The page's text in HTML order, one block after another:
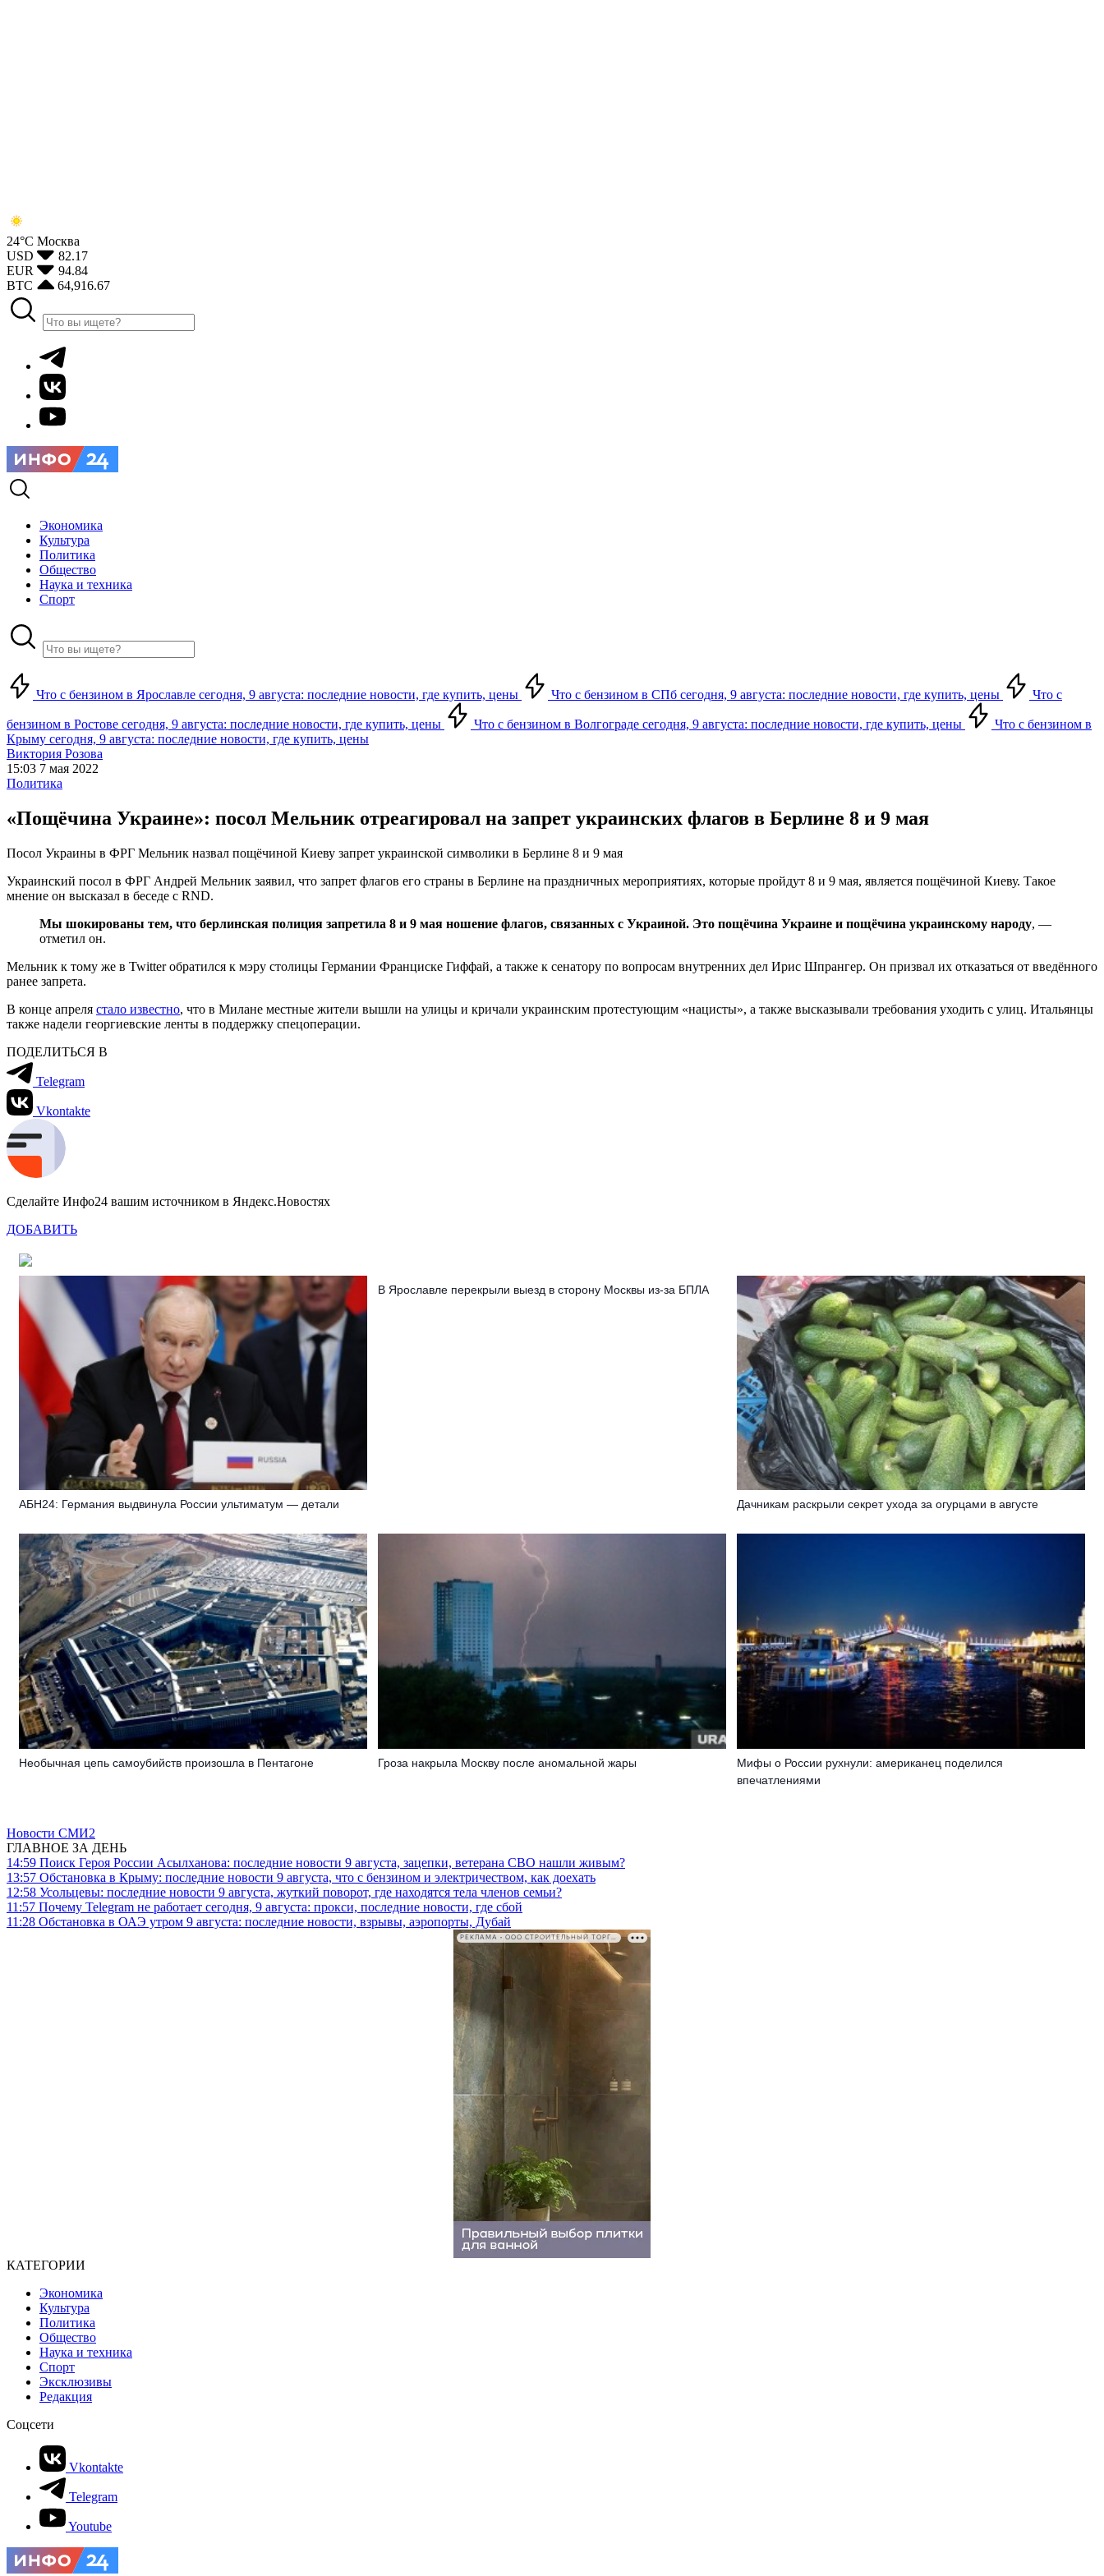
24°С Москва
USD
82.17
EUR
94.84
BTC
64,916.67
Экономика
Культура
Политика
Общество
Наука и техника
Спорт
Что с бензином в Ярославле сегодня, 9 августа: последние новости, где купить, цены Что с бензином в СПб сегодня, 9 августа: последние новости, где купить, цены Что с
бензином в Ростове сегодня, 9 августа: последние новости, где купить, цены Что с бензином в Волгограде сегодня, 9 августа: последние новости, где купить, цены
Что с бензином в
Крыму сегодня, 9 августа: последние новости, где купить, цены
Виктория Розова
15:03 7 мая 2022
Политика
«Пощёчина Украине»: посол Мельник отреагировал на запрет украинских флагов в Берлине 8 и 9 мая
Посол Украины в ФРГ Мельник назвал пощёчиной Киеву запрет украинской символики в Берлине 8 и 9 мая
Украинский посол в ФРГ Андрей Мельник заявил, что запрет флагов его страны в Берлине на праздничных мероприятиях, которые пройдут 8 и 9 мая, является пощёчиной Киеву. Такое
мнение он высказал в беседе с RND.
Мы шокированы тем, что берлинская полиция запретила 8 и 9 мая ношение флагов, связанных с Украиной. Это пощёчина Украине и пощёчина украинскому народу, —
отметил он.
Мельник к тому же в Twitter обратился к мэру столицы Германии Франциске Гиффай, а также к сенатору по вопросам внутренних дел Ирис Шпрангер. Он призвал их отказаться от введённого
ранее запрета.
В конце апреля стало известно, что в Милане местные жители вышли на улицы и кричали украинским протестующим «нацисты», а также высказывали требования уходить с улиц. Итальянцы
также надели георгиевские ленты в поддержку спецоперации.
ПОДЕЛИТЬСЯ В
Telegram
Vkontakte
Сделайте Инфо24 вашим источником в Яндекс.Новостях
ДОБАВИТЬ
АБН24: Германия выдвинула России ультиматум — детали
В Ярославле перекрыли выезд в сторону Москвы из-за БПЛА
Дачникам раскрыли секрет ухода за огурцами в августе
Необычная цепь самоубийств произошла в Пентагоне Гроза накрыла Москву после аномальной жары
Мифы о России рухнули: американец поделился
впечатлениями
Новости СМИ2
ГЛАВНОЕ ЗА ДЕНЬ
14:59 Поиск Героя России Асылханова: последние новости 9 августа, зацепки, ветерана СВО нашли живым?
13:57 Обстановка в Крыму: последние новости 9 августа, что с бензином и электричеством, как доехать
12:58 Усольцевы: последние новости 9 августа, жуткий поворот, где находятся тела членов семьи?
11:57 Почему Telegram не работает сегодня, 9 августа: прокси, последние новости, где сбой
11:28 Обстановка в ОАЭ утром 9 августа: последние новости, взрывы, аэропорты, Дубай
РЕКЛАМА • ООО СТРОИТЕЛЬНЫЙ ТОРГОВЫЙ ДОМ «ПЕТРОВИЧ». ИНН: 7802348846
КАТЕГОРИИ
Экономика
Культура
Политика
Общество
Наука и техника
Спорт
Эксклюзивы
Редакция
Соцсети
Vkontakte
Telegram
Youtube